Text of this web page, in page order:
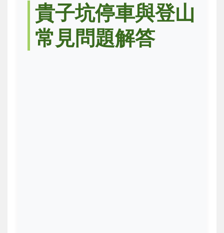
貴子坑停車與登山
常見問題解答